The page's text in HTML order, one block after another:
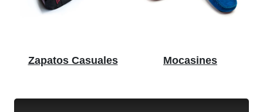
Zapatos Casuales Mocasines